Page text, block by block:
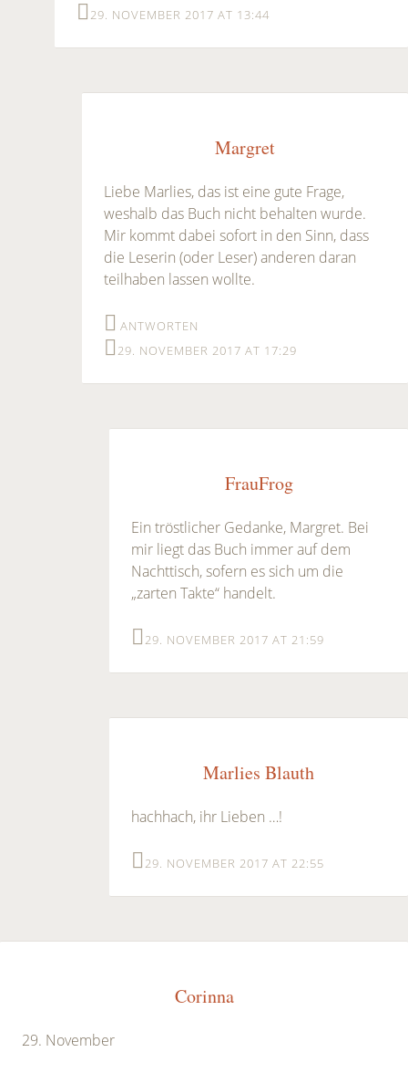
29. NOVEMBER 2017 AT 13:44
Margret
Liebe Marlies, das ist eine gute Frage,
weshalb das Buch nicht behalten wurde.
Mir kommt dabei sofort in den Sinn, dass
die Leserin (oder Leser) anderen daran
teilhaben lassen wollte.
ANTWORTEN
29. NOVEMBER 2017 AT 17:29
FrauFrog
Ein tröstlicher Gedanke, Margret. Bei
mir liegt das Buch immer auf dem
Nachttisch, sofern es sich um die
„zarten Takte“ handelt.
29. NOVEMBER 2017 AT 21:59
Marlies Blauth
hachhach, ihr Lieben …!
29. NOVEMBER 2017 AT 22:55
Corinna
29. November